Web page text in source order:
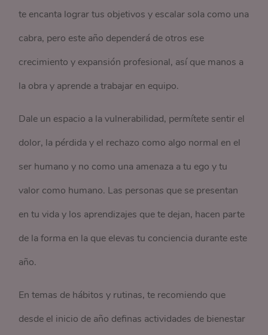
te encanta lograr tus objetivos y escalar sola como una
cabra, pero este año dependerá de otros ese
crecimiento y expansión profesional, así que manos a
la obra y aprende a trabajar en equipo.
Dale un espacio a la vulnerabilidad, permítete sentir el
dolor, la pérdida y el rechazo como algo normal en el
ser humano y no como una amenaza a tu ego y tu
valor como humano. Las personas que se presentan
en tu vida y los aprendizajes que te dejan, hacen parte
de la forma en la que elevas tu conciencia durante este
año.
En temas de hábitos y rutinas, te recomiendo que
desde el inicio de año definas actividades de bienestar